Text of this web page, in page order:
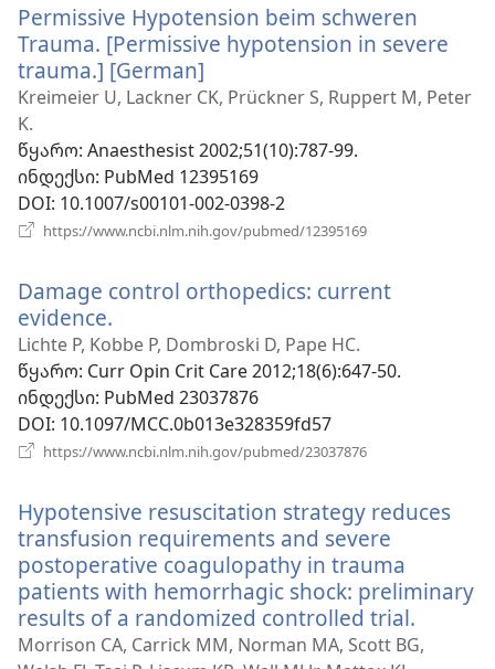
Permissive Hypotension beim schweren
Trauma. [Permissive hypotension in severe
trauma.] [German]
ახალი
Kreimeier U, Lackner CK, Prückner S, Ruppert M, Peter
K.
წყარო‎: Anaesthesist 2002;51(10):787-99.
ინდექსი‎: PubMed 12395169
DOI‎: 10.1007/s00101-002-0398-2
https://www.ncbi.nlm.nih.gov/pubmed/12395169
Damage control orthopedics: current
evidence.
ახალი
ფანჯარა)
Lichte P, Kobbe P, Dombroski D, Pape HC.
წყარო‎: Curr Opin Crit Care 2012;18(6):647-50.
ინდექსი‎: PubMed 23037876
DOI‎: 10.1097/MCC.0b013e328359fd57
https://www.ncbi.nlm.nih.gov/pubmed/23037876
Hypotensive resuscitation strategy reduces
transfusion requirements and severe
postoperative coagulopathy in trauma
patients with hemorrhagic shock: preliminary
results of a randomized controlled trial.
ახალი
Morrison CA, Carrick MM, Norman MA, Scott BG,